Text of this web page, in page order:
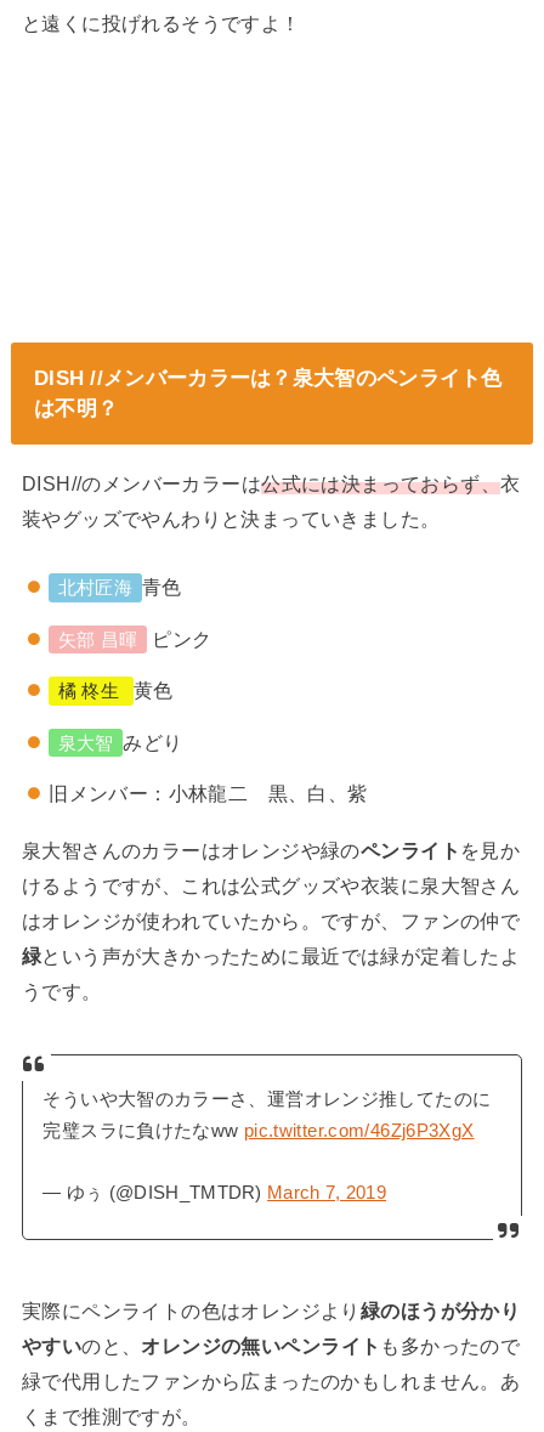
と遠くに投げれるそうですよ！
DISH //メンバーカラーは？泉大智のペンライト色
は不明？
DISH//のメンバーカラーは公式には決まっておらず、衣
装やグッズでやんわりと決まっていきました。
北村匠海 青色
矢部 昌暉 ピンク
橘 柊生 黄色
泉大智 みどり
旧メンバー：小林龍二 黒、白、紫
泉大智さんのカラーはオレンジや緑のペンライト を見か
けるようですが、これは公式グッズや衣装に泉大智さん
はオレンジが使われていたから。ですが、ファンの仲で
緑という声が大きかったために最近では緑が定着したよ
うです。
そういや大智のカラーさ、運営オレンジ推してたのに
完璧スラに負けたなww pic.twitter.com/46Zj6P3XgX
— ゆぅ (@DISH_TMTDR) March 7, 2019
実際にペンライトの色はオレンジより 緑のほうが分かり
やすいのと、 オレンジの無いペンライト も多かったので
緑で代用したファンから広まったのかもしれません。あ
くまで推測ですが。